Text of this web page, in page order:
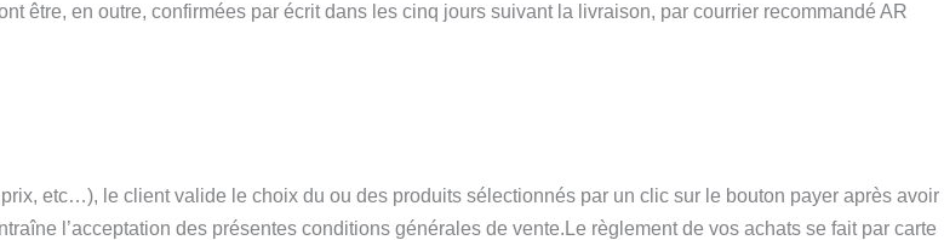
être, en outre, confirmées par écrit dans les cinq jours suivant la livraison, par courrier recommandé AR
etc…), le client valide le choix du ou des produits sélectionnés par un clic sur le bouton payer après avoir
l’acceptation des présentes conditions générales de vente.Le règlement de vos achats se fait par carte